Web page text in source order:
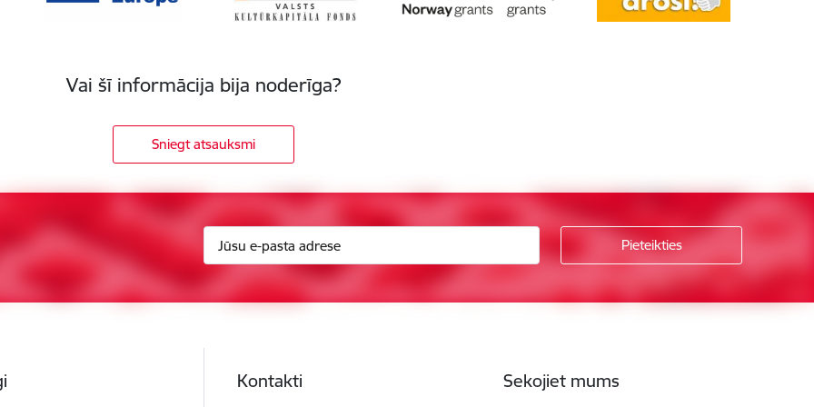
Vai šī informācija bija noderīga?
Sniegt atsauksmi
Kontakti Sekojiet mums